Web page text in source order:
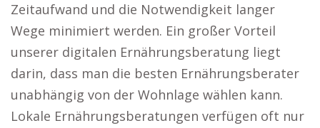
Zeitaufwand und die Notwendigkeit langer
Wege minimiert werden. Ein großer Vorteil
unserer digitalen Ernährungsberatung liegt
darin, dass man die besten Ernährungsberater
unabhängig von der Wohnlage wählen kann.
Lokale Ernährungsberatungen verfügen oft nur